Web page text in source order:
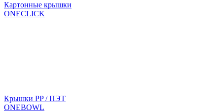
Картонные крышки
ONECLICK
Крышки PP / ПЭТ
ONEBOWL